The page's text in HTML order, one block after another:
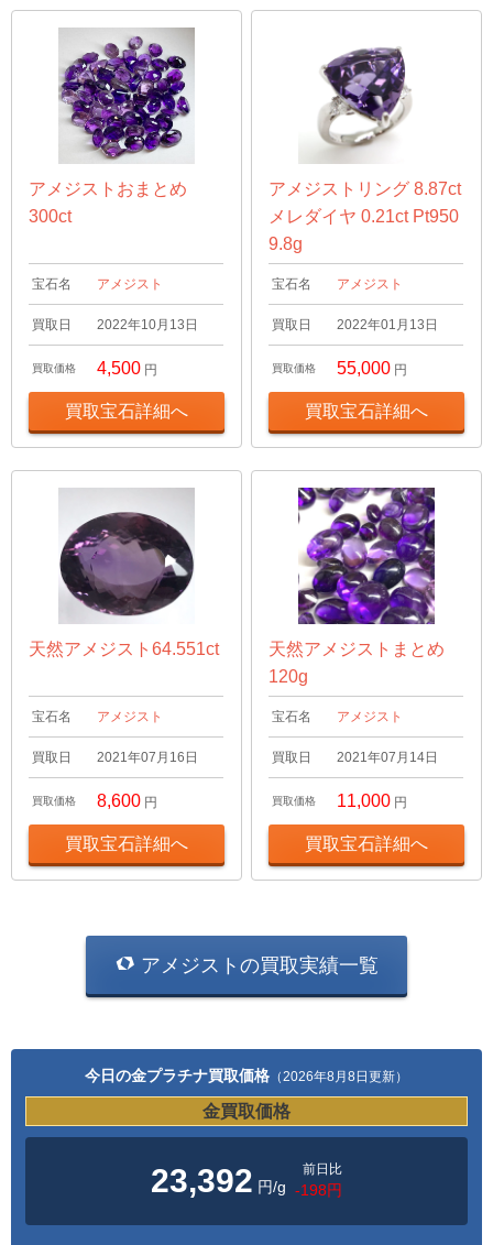
アメジストおまとめ
300ct
宝石名 アメジスト
買取日 2022年10月13日
買取価格 4,500 円
買取宝石詳細へ
アメジストリング 8.87ct
メレダイヤ 0.21ct Pt950
9.8g
宝石名 アメジスト
買取日 2022年01月13日
買取価格 55,000 円
買取宝石詳細へ
天然アメジスト64.551ct
宝石名 アメジスト
買取日 2021年07月16日
買取価格 8,600 円
買取宝石詳細へ
天然アメジストまとめ
120g
宝石名 アメジスト
買取日 2021年07月14日
買取価格 11,000 円
買取宝石詳細へ
アメジストの買取実績一覧
今日の金プラチナ買取価格 （2026年8月8日更新）
金買取価格
23,392 円/g
前日比
-198円